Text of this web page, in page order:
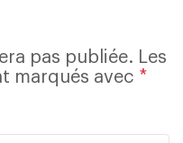
pas publiée. Les
marqués avec *